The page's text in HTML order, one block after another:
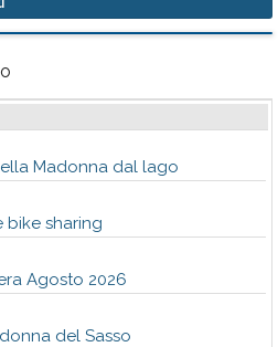
Madonna dal lago
bike sharing
Agosto 2026
del Sasso